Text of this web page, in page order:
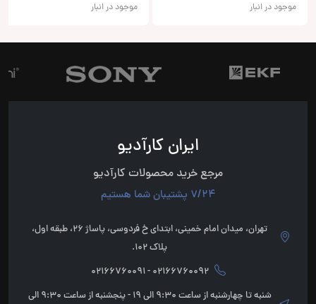
موجود در انبار موجود در انبار
ایران کارآدیو
مرجع خرید محصولات کارآدیو
7/24 پشتیبان شما هستیم
تهران، میدان امام خمینی، ابتدای خ فردوسی، پاساژ 26، طبقه اول،
پلاک 102.
02166760092 - 02166760091
شنبه تا چهارشنبه از ساعت 9:30 الی 19 - پنجشنبه از ساعت 9:30 الی